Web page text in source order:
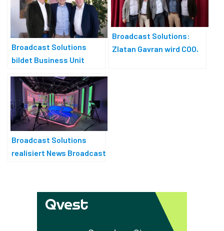
Broadcast Solutions
bildet Business Unit
Connect«
Broadcast Solutions:
Zlatan Gavran wird COO,
Broadcast Solutions
realisiert News Broadcast